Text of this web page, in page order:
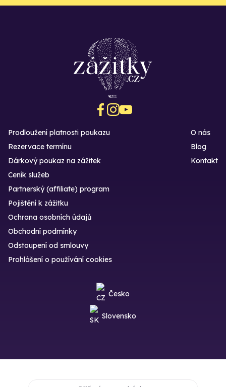
Prodloužení platnosti poukazu
Rezervace termínu
Dárkový poukaz na zážitek
O nás
Blog
Kontakt
Ceník služeb
Partnerský (affiliate) program
Pojištění k zážitku
Ochrana osobních údajů
Obchodní podmínky
Odstoupení od smlouvy
Prohlášení o používání cookies
Česko
Slovensko